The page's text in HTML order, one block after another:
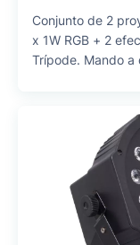
Conjunto de 2
x 1W RGB + 2
Trípode. Mando a